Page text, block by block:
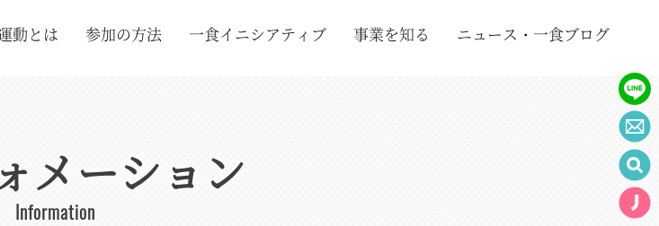
動とは 参加の方法 一食イニシアティブ 事業を知る ニュース・一食ブログ
メーション
Information